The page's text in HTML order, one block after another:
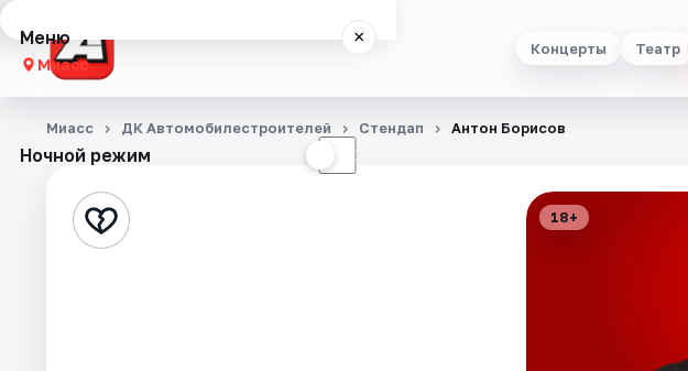
Концерты Театр
Меню ×
Миасс
Концерты
Стендап
Ночной режим ☾
Миасс ДК Автомобилестроителей Стендап Антон Борисов
18+